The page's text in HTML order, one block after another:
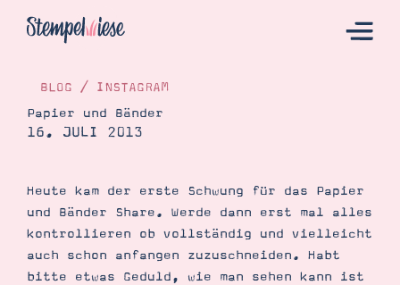
Katalog
Bestellen
Kontakt
BLOG / INSTAGRAM
Papier und Bänder
16. JULI 2013
Heute kam der erste Schwung für das Papier
und Bänder Share. Werde dann erst mal alles
kontrollieren ob vollständig und vielleicht
auch schon anfangen zuzuschneiden. Habt
bitte etwas Geduld, wie man sehen kann ist